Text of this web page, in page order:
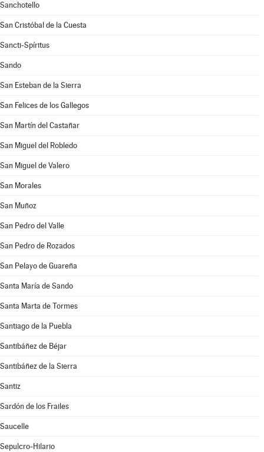
Sanchotello
San Cristóbal de la Cuesta
Sancti-Spíritus
Sando
San Esteban de la Sierra
San Felices de los Gallegos
San Martín del Castañar
San Miguel del Robledo
San Miguel de Valero
San Morales
San Muñoz
San Pedro del Valle
San Pedro de Rozados
San Pelayo de Guareña
Santa María de Sando
Santa Marta de Tormes
Santiago de la Puebla
Santibáñez de Béjar
Santibáñez de la Sierra
Santiz
Sardón de los Frailes
Saucelle
Sepulcro-Hilario